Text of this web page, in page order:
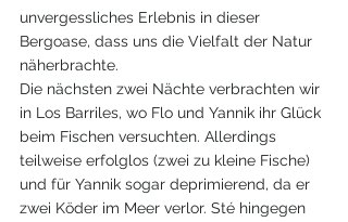
unvergessliches Erlebnis in dieser
Bergoase, dass uns die Vielfalt der Natur
näherbrachte.
Die nächsten zwei Nächte verbrachten wir
in Los Barriles, wo Flo und Yannik ihr Glück
beim Fischen versuchten. Allerdings
teilweise erfolglos (zwei zu kleine Fische)
und für Yannik sogar deprimierend, da er
zwei Köder im Meer verlor. Sté hingegen